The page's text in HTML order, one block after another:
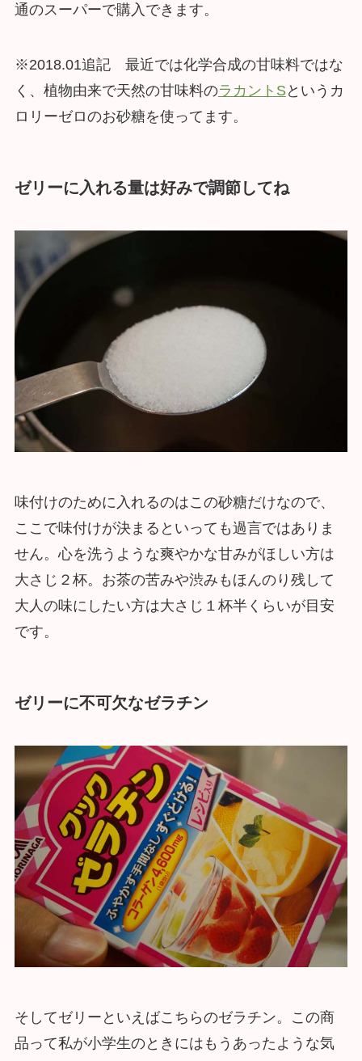
通のスーパーで購入できます。
※2018.01追記 最近では化学合成の甘味料ではな
く、植物由来で天然の甘味料のラカントSというカ
ロリーゼロのお砂糖を使ってます。
ゼリーに入れる量は好みで調節してね
味付けのために入れるのはこの砂糖だけなので、
ここで味付けが決まるといっても過言ではありま
せん。心を洗うような爽やかな甘みがほしい方は
大さじ２杯。お茶の苦みや渋みもほんのり残して
大人の味にしたい方は大さじ１杯半くらいが目安
です。
ゼリーに不可欠なゼラチン
そしてゼリーといえばこちらのゼラチン。この商
品って私が小学生のときにはもうあったような気